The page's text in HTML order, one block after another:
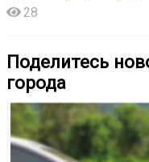
28
Поделитесь
города